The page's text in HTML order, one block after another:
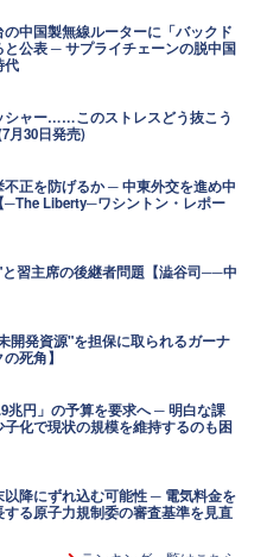
中国製無線ルーターに「バックド
公表 ─ サプライチェーンの脱中国
代
シャー……このストレスどう抜こう
月30日発売)
正を防げるか ─ 中東外交を進め中
─The Liberty─ワシントン・レポー
習主席の後継者問題【澁谷司──中
開発資源"を担保に取られるガーナ
死角】
兆円」の予算を要求へ ─ 明白な課
化で現状の規模を維持するのも困
降にずれ込む可能性 ─ 電気料金を
る原子力規制委の審査基準を見直